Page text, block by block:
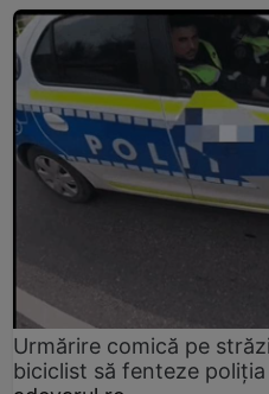
Urmărire comică pe
biciclist să fenteze